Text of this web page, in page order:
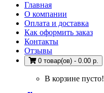
Главная
О компании
Оплата и доставка
Как оформить заказ
Контакты
Отзывы
0 товар(ов) - 0.00 р.
В корзине пусто!